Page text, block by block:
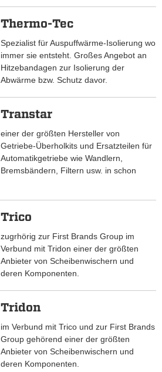
Thermo-Tec
Spezialist für Auspuffwärme-Isolierung wo
immer sie entsteht. Großes Angebot an
Hitzebandagen zur Isolierung der
Abwärme bzw. Schutz davor.
Transtar
einer der größten Hersteller von
Getriebe-Überholkits und Ersatzteilen für
Automatikgetriebe wie Wandlern,
Bremsbändern, Filtern usw. in schon
Trico
zugrhörig zur First Brands Group im
Verbund mit Tridon einer der größten
Anbieter von Scheibenwischern und
deren Komponenten.
Tridon
im Verbund mit Trico und zur First Brands
Group gehörend einer der größten
Anbieter von Scheibenwischern und
deren Komponenten.